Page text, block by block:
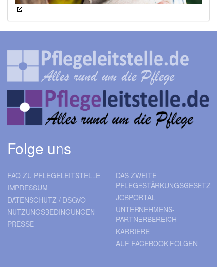
Folge uns
FAQ ZU PFLEGELEITSTELLE
IMPRESSUM
DATENSCHUTZ / DSGVO
NUTZUNGSBEDINGUNGEN
PRESSE
DAS ZWEITE
PFLEGESTÄRKUNGSGESETZ
JOBPORTAL
UNTERNEHMENS-
PARTNERBEREICH
KARRIERE
AUF FACEBOOK FOLGEN